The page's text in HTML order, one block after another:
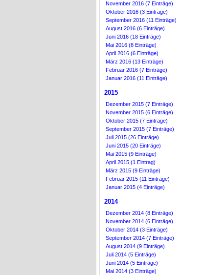
November 2016 (7 Einträge)
Oktober 2016 (3 Einträge)
September 2016 (11 Einträge)
August 2016 (6 Einträge)
Juni 2016 (18 Einträge)
Mai 2016 (8 Einträge)
April 2016 (6 Einträge)
März 2016 (13 Einträge)
Februar 2016 (7 Einträge)
Januar 2016 (11 Einträge)
2015
Dezember 2015 (7 Einträge)
November 2015 (6 Einträge)
Oktober 2015 (7 Einträge)
September 2015 (7 Einträge)
Juli 2015 (26 Einträge)
Juni 2015 (20 Einträge)
Mai 2015 (9 Einträge)
April 2015 (1 Eintrag)
März 2015 (9 Einträge)
Februar 2015 (11 Einträge)
Januar 2015 (4 Einträge)
2014
Dezember 2014 (8 Einträge)
November 2014 (6 Einträge)
Oktober 2014 (3 Einträge)
September 2014 (7 Einträge)
August 2014 (9 Einträge)
Juli 2014 (5 Einträge)
Juni 2014 (5 Einträge)
Mai 2014 (3 Einträge)